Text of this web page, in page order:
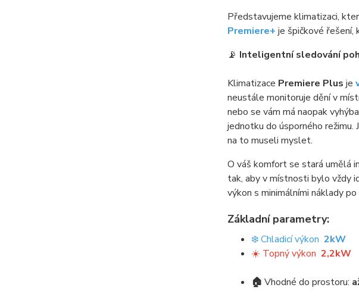
Představujeme klimatizaci,
Premiere+ je špičkové řešení,
📡 Inteligentní sledování
Klimatizace Premiere Plus je
neustále monitoruje dění v
nebo se vám má naopak
jednotku do úsporného
na to museli myslet.
O váš komfort se stará umělá
tak, aby v místnosti bylo vždy
výkon s minimálními náklady
Základní parametry:
❄️ Chladicí výkon 2kW
☀️ Topný výkon 2,2kW
🏠 Vhodné do prostoru: